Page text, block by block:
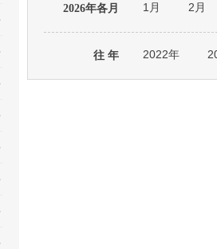
2026年各月 1月 2月
往 年 2022年